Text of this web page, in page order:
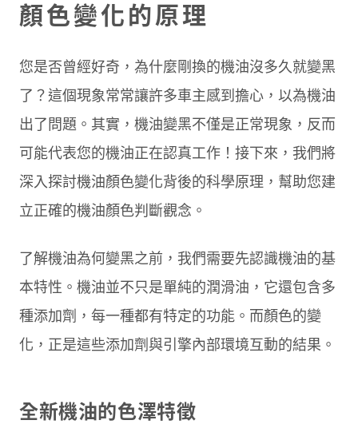
顏色變化的原理
您是否曾經好奇，為什麼剛換的機油沒多久就變黑
了？這個現象常常讓許多車主感到擔心，以為機油
出了問題。其實，機油變黑不僅是正常現象，反而
可能代表您的機油正在認真工作！接下來，我們將
深入探討機油顏色變化背後的科學原理，幫助您建
立正確的機油顏色判斷觀念。
了解機油為何變黑之前，我們需要先認識機油的基
本特性。機油並不只是單純的潤滑油，它還包含多
種添加劑，每一種都有特定的功能。而顏色的變
化，正是這些添加劑與引擎內部環境互動的結果。
全新機油的色澤特徵